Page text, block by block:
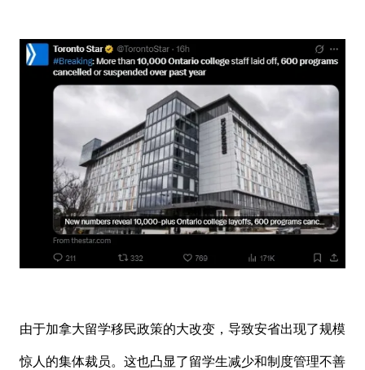
由于加拿大留学移民政策的大改变，导致安省出现了规模
惊人的集体裁员。这也凸显了留学生减少和制度管理不善